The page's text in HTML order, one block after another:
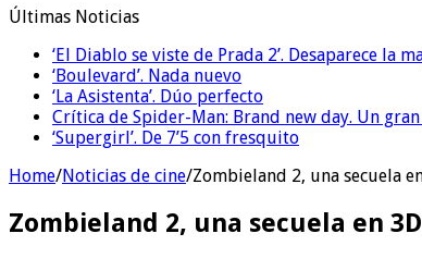
Últimas Noticias
‘El Diablo se viste de Prada 2’. Desaparece la
‘Boulevard’. Nada nuevo
‘La Asistenta’. Dúo perfecto
Crítica de Spider-Man: Brand new day. Un
‘Supergirl’. De 7’5 con fresquito
Home/Noticias de cine/Zombieland 2, una secuela
Zombieland 2, una secuela en 3D